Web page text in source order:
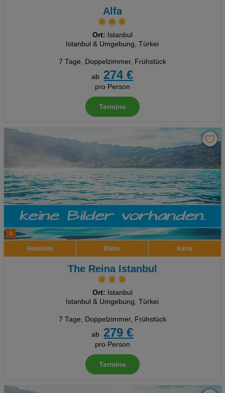
Alfa
Ort: Istanbul
Istanbul & Umgebung, Türkei
7 Tage, Doppelzimmer, Frühstück
ab
274 €
pro Person
Termine
8
Hotelinfo Bilder Karte
The Reina Istanbul
Ort: Istanbul
Istanbul & Umgebung, Türkei
7 Tage, Doppelzimmer, Frühstück
ab
279 €
pro Person
Termine